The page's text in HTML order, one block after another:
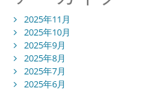
2025年11月
2025年10月
2025年9月
2025年8月
2025年7月
2025年6月